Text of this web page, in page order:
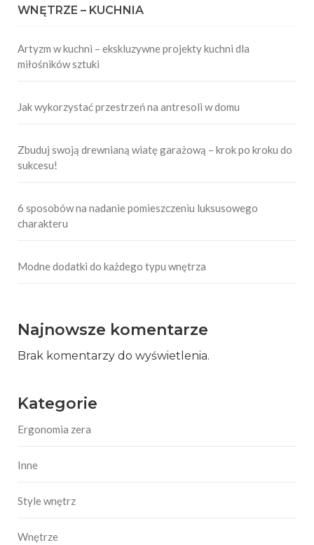
WNĘTRZE – KUCHNIA
Artyzm w kuchni – ekskluzywne projekty kuchni dla
miłośników sztuki
Jak wykorzystać przestrzeń na antresoli w domu
Zbuduj swoją drewnianą wiatę garażową – krok po kroku do
sukcesu!
6 sposobów na nadanie pomieszczeniu luksusowego
charakteru
Modne dodatki do każdego typu wnętrza
Najnowsze komentarze
Brak komentarzy do wyświetlenia.
Kategorie
Ergonomia zera
Inne
Style wnętrz
Wnętrze